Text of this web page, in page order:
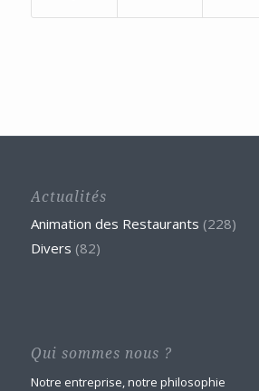
Actualités
Animation des Restaurants (228)
Divers (82)
Qui sommes nous ?
Notre entreprise, notre philosophie